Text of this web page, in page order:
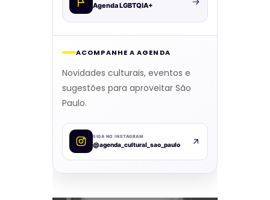
Agenda LGBTQIA+
ACOMPANHE A AGENDA
Novidades culturais, eventos e
sugestões para aproveitar São
Paulo.
SIGA NO INSTAGRAM
@agenda_cultural_sao_paulo